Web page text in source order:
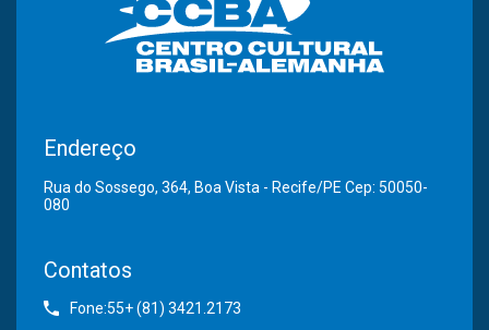
Endereço
Rua do Sossego, 364, Boa Vista - Recife/PE Cep: 50050-
080
Contatos
Fone:55+ (81) 3421.2173